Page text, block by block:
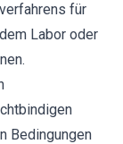
für
Labor oder
Bedingungen